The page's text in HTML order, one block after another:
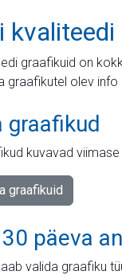
graafikuid on
graafikutel olev info
graafikud
kuvavad
graafikuid
päeva
valida graafiku